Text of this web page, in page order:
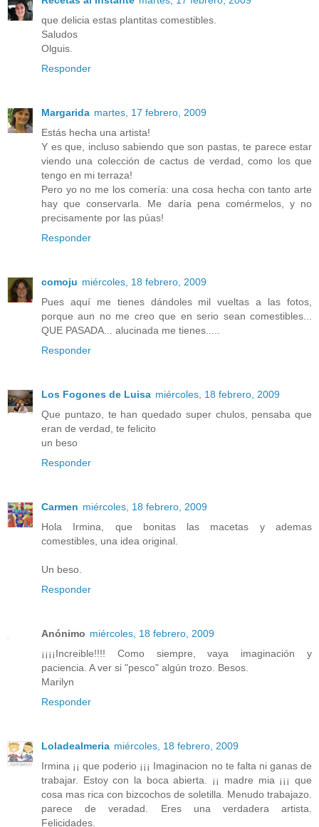
que delicia estas plantitas comestibles.
Saludos
Olguis.
Responder
Margarida martes, 17 febrero, 2009
Estás hecha una artista!
Y es que, incluso sabiendo que son pastas, te parece estar
viendo una colección de cactus de verdad, como los que
tengo en mi terraza!
Pero yo no me los comería: una cosa hecha con tanto arte
hay que conservarla. Me daría pena comérmelos, y no
precisamente por las púas!
Responder
comoju miércoles, 18 febrero, 2009
Pues aquí me tienes dándoles mil vueltas a las fotos,
porque aun no me creo que en serio sean comestibles...
QUE PASADA... alucinada me tienes.....
Responder
Los Fogones de Luisa miércoles, 18 febrero, 2009
Que puntazo, te han quedado super chulos, pensaba que
eran de verdad, te felicito
un beso
Responder
Carmen miércoles, 18 febrero, 2009
Hola Irmina, que bonitas las macetas y ademas
comestibles, una idea original.
Un beso.
Responder
Anónimo miércoles, 18 febrero, 2009
¡¡¡¡Increible!!!! Como siempre, vaya imaginación y
paciencia. A ver si "pesco" algún trozo. Besos.
Marilyn
Responder
Loladealmeria miércoles, 18 febrero, 2009
Irmina ¡¡ que poderio ¡¡¡ Imaginacion no te falta ni ganas de
trabajar. Estoy con la boca abierta. ¡¡ madre mia ¡¡¡ que
cosa mas rica con bizcochos de soletilla. Menudo trabajazo.
parece de veradad. Eres una verdadera artista.
Felicidades.